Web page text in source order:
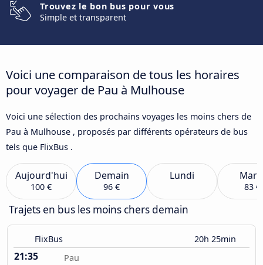
Trouvez le bon bus pour vous
Simple et transparent
Voici une comparaison de tous les horaires
pour voyager de Pau à Mulhouse
Voici une sélection des prochains voyages les moins chers de
Pau à Mulhouse , proposés par différents opérateurs de bus
tels que FlixBus .
Aujourd'hui
100 €
Demain
96 €
Lundi
83 €
Trajets en bus les moins chers demain
FlixBus 20h 25min
21:35 Pau